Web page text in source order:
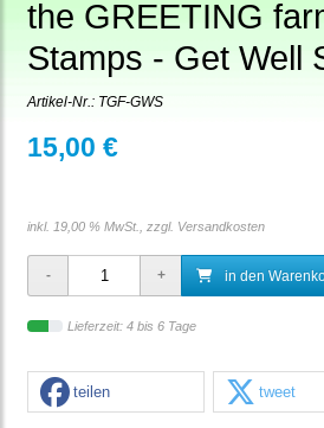
the GREETING
Stamps - Get Well
Artikel-Nr.: TGF-GWS
15,00 €
inkl. 19,00 % MwSt., zzgl. Versandkosten
in den
Lieferzeit: 4 bis 6 Tage
teilen tweet